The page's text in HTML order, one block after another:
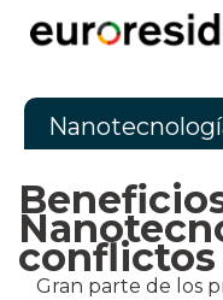
conflictos
Gran parte de los